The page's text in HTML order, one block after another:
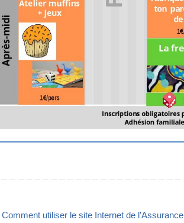
Comment utiliser le site Internet de l’Assurance